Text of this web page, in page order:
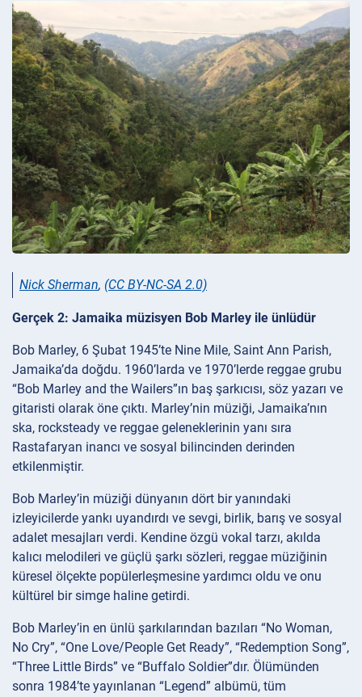
Nick Sherman, (CC BY-NC-SA 2.0)
Gerçek 2: Jamaika müzisyen Bob Marley ile ünlüdür
Bob Marley, 6 Şubat 1945’te Nine Mile, Saint Ann Parish,
Jamaika’da doğdu. 1960’larda ve 1970’lerde reggae grubu
“Bob Marley and the Wailers”ın baş şarkıcısı, söz yazarı ve
gitaristi olarak öne çıktı. Marley’nin müziği, Jamaika’nın
ska, rocksteady ve reggae geleneklerinin yanı sıra
Rastafaryan inancı ve sosyal bilincinden derinden
etkilenmiştir.
Bob Marley’in müziği dünyanın dört bir yanındaki
izleyicilerde yankı uyandırdı ve sevgi, birlik, barış ve sosyal
adalet mesajları verdi. Kendine özgü vokal tarzı, akılda
kalıcı melodileri ve güçlü şarkı sözleri, reggae müziğinin
küresel ölçekte popülerleşmesine yardımcı oldu ve onu
kültürel bir simge haline getirdi.
Bob Marley’in en ünlü şarkılarından bazıları “No Woman,
No Cry”, “One Love/People Get Ready”, “Redemption Song”,
“Three Little Birds” ve “Buffalo Soldier”dır. Ölümünden
sonra 1984’te yayınlanan “Legend” albümü, tüm